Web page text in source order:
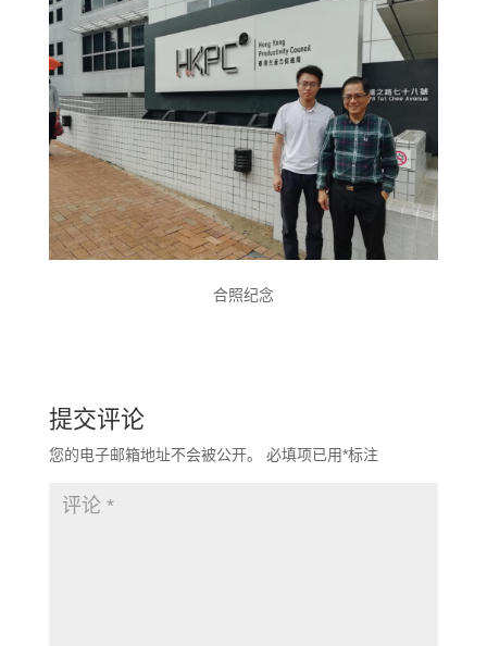
合照纪念
提交评论
您的电子邮箱地址不会被公开。 必填项已用*标注